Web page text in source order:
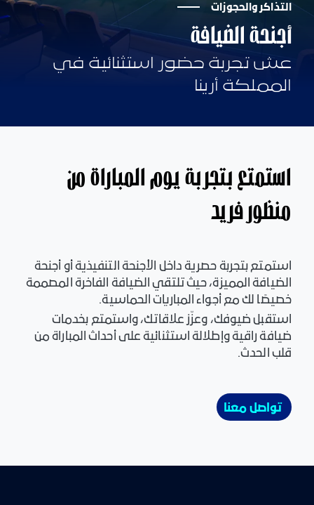
التذاكر والحجوزات
أجنحة الضيافة
عش تجربة حضور استثنائية في
المملكة أرينا
استمتع بتجربة يوم المباراة من
منظور فريد
استمتع بتجربة حصرية داخل الأجنحة التنفيذية أو أجنحة
الضيافة المميزة، حيث تلتقي الضيافة الفاخرة المصممة
خصيصًا لك مع أجواء المباريات الحماسية.
استقبل ضيوفك، وعزّز علاقاتك، واستمتع بخدمات
ضيافة راقية وإطلالة استثنائية على أحداث المباراة من
قلب الحدث.
تواصل معنا